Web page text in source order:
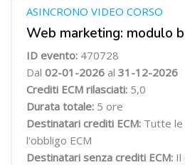
Web marketing: modulo
ASINCRONO VIDEO CORSO
ID evento: 470728
Dal 02-01-2026 al 31-12-2026
Crediti ECM rilasciati: 5,0
Durata totale: 5 ore
Destinatari crediti ECM: Tutte le
l'obbligo ECM
Destinatari senza crediti ECM: Il